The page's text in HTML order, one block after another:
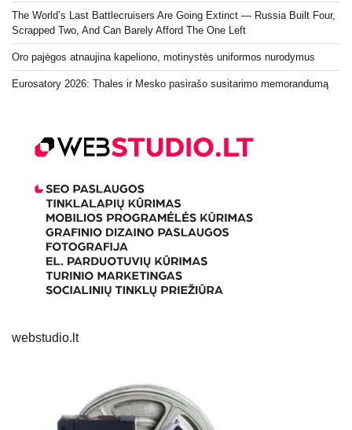
The World’s Last Battlecruisers Are Going Extinct — Russia Built Four,
Scrapped Two, And Can Barely Afford The One Left
Oro pajėgos atnaujina kapeliono, motinystės uniformos nurodymus
Eurosatory 2026: Thales ir Mesko pasirašo susitarimo memorandumą
webstudio.lt